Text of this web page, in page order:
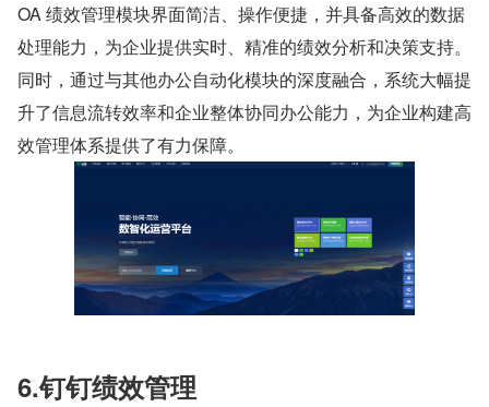
OA 绩效管理模块界面简洁、操作便捷，并具备高效的数据
处理能力，为企业提供实时、精准的绩效分析和决策支持。
同时，通过与其他办公自动化模块的深度融合，系统大幅提
升了信息流转效率和企业整体协同办公能力，为企业构建高
效管理体系提供了有力保障。
6.钉钉绩效管理